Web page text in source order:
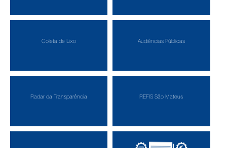
Coleta de Lixo Audiências Públicas
Radar da Transparência REFIS São Mateus